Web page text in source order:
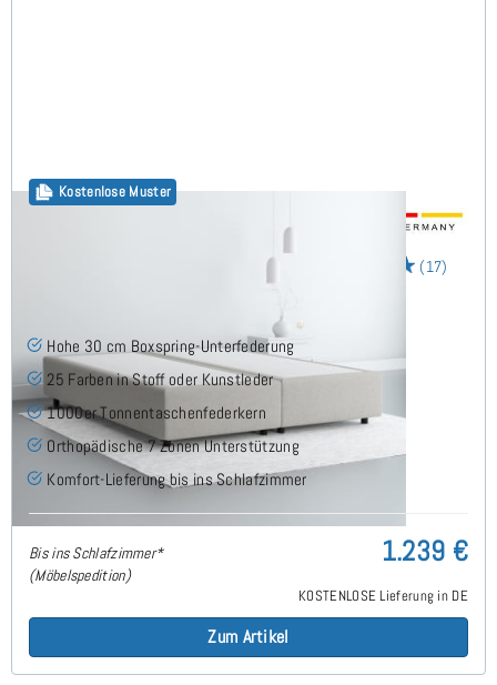
Kostenlose Muster
30cm Boxspring Base 160x200 cm (17)
Hohe 30 cm Boxspring-Unterfederung
25 Farben in Stoff oder Kunstleder
1000er Tonnentaschenfederkern
Orthopädische 7 Zonen Unterstützung
Komfort-Lieferung bis ins Schlafzimmer
Bis ins Schlafzimmer*
(Möbelspedition)
1.239 €
KOSTENLOSE Lieferung in DE
Zum Artikel